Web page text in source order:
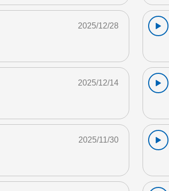
2025/12/28
2025/12/14
2025/11/30